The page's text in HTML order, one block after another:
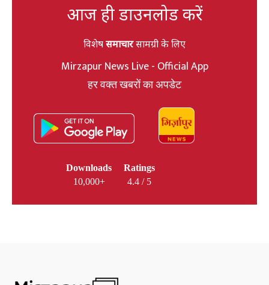
आज ही डाउनलोड करें
विशेषसमाचारसामग्री के लिए
Mirzapur News Live - Official App
हर वक्त खबरों का अपडेट
Downloads
10,000+
Ratings
4.4 / 5